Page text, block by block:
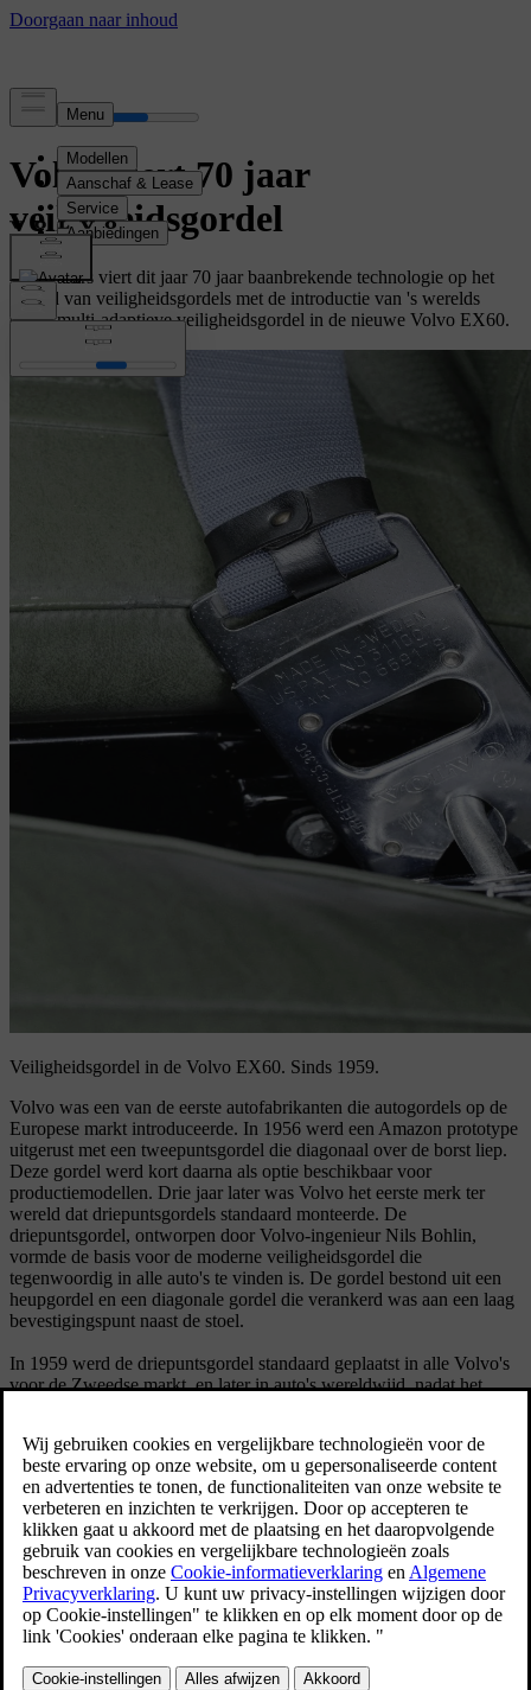
Volvo viert 70 jaar
veiligheidsgordel
Volvo Cars viert dit jaar 70 jaar baanbrekende technologie op het
gebied van veiligheidsgordels met de introductie van 's werelds
eerste multi-adaptieve veiligheidsgordel in de nieuwe Volvo EX60.
Veiligheidsgordel in de Volvo EX60. Sinds 1959.
Volvo was een van de eerste autofabrikanten die autogordels op de
Europese markt introduceerde. In 1956 werd een Amazon prototype
uitgerust met een tweepuntsgordel die diagonaal over de borst liep.
Deze gordel werd kort daarna als optie beschikbaar voor
productiemodellen. Drie jaar later was Volvo het eerste merk ter
wereld dat driepuntsgordels standaard monteerde. De
driepuntsgordel, ontworpen door Volvo-ingenieur Nils Bohlin,
vormde de basis voor de moderne veiligheidsgordel die
tegenwoordig in alle auto's te vinden is. De gordel bestond uit een
heupgordel en een diagonale gordel die verankerd was aan een laag
bevestigingspunt naast de stoel.
In 1959 werd de driepuntsgordel standaard geplaatst in alle Volvo's
voor de Zweedse markt, en later in auto's wereldwijd, nadat het
wijdverspreid en werd de wettelijke verplichting ervan versneld, wat
heeft bijgedragen aan het redden van miljoenen levens wereldwijd.
De driepuntsgordel, ontworpen door Volvo-ingenieur
Nils Bohlin, vormde de basis voor de moderne
veiligheidsgordel die tegenwoordig in alle auto's te
vinden is.
De technische innovatie van Volvo-veiligheidsgordels van 70 jaar
geleden speelt nog steeds een cruciale rol in het ontwerp en
EX60is bijvoorbeeld uitgerust met 's werelds eerste